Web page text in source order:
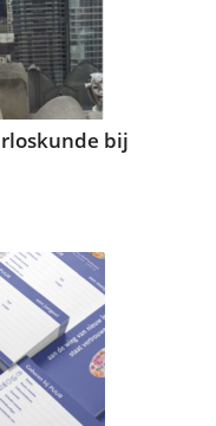
bij